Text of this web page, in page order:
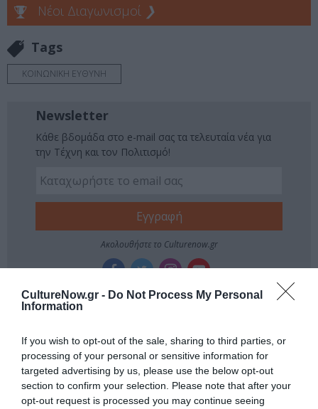
CultureNow.gr - Do Not Process My Personal
Information
If you wish to opt-out of the sale, sharing to third parties, or
processing of your personal or sensitive information for
targeted advertising by us, please use the below opt-out
section to confirm your selection. Please note that after your
opt-out request is processed you may continue seeing
Νέοι Διαγωνισμοί ❯
Tags
ΚΟΙΝΩΝΙΚΗ ΕΥΘΥΝΗ
Newsletter
Κάθε βδομάδα στο e-mail σας τα τελευταία νέα για
την Τέχνη και τον Πολιτισμό!
Ακολουθήστε το Culturenow.gr